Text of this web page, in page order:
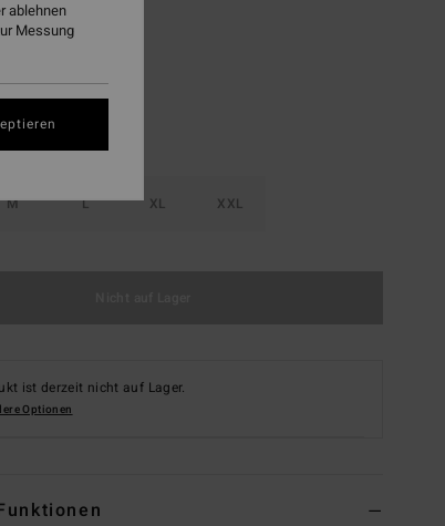
M L XL XXL
ist derzeit nicht auf Lager.
Optionen
ablehnen
Messung